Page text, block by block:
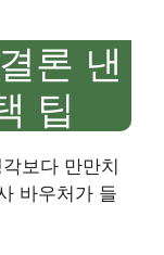
론 낸
팁
보다 만만치
바우처가 들